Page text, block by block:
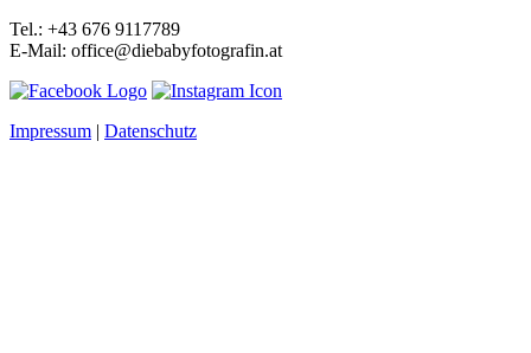
Tel.: +43 676 9117789
E-Mail: office@diebabyfotografin.at
Impressum | Datenschutz